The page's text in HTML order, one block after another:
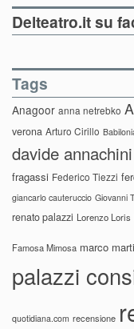
Delteatro.it su
Tags
Anagoor anna netrebko
verona Arturo Cirillo
davide annachini
fragassi Federico Tiezzi
giancarlo cauteruccio Giovanni
renato palazzi Lorenzo Loris
Famosa Mimosa marco
palazzi
quotidiana.com recensione